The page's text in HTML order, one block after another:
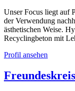
Unser Focus liegt auf
der Verwendung
ästhetischen Weise.
Recyclingbeton mit
Profil ansehen